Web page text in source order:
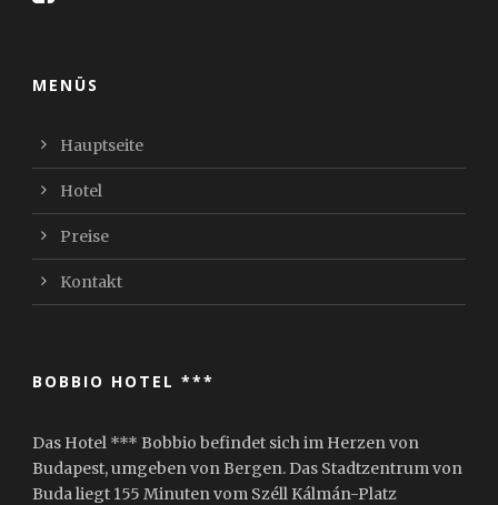
MENÜS
Hauptseite
Hotel
Preise
Kontakt
BOBBIO HOTEL ***
Das Hotel *** Bobbio befindet sich im Herzen von
Budapest, umgeben von Bergen. Das Stadtzentrum von
Buda liegt 155 Minuten vom Széll Kálmán-Platz